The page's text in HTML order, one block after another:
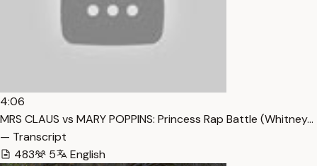
4:06
MRS CLAUS vs MARY POPPINS: Princess Rap Battle (Whitney…
— Transcript
483
5 English